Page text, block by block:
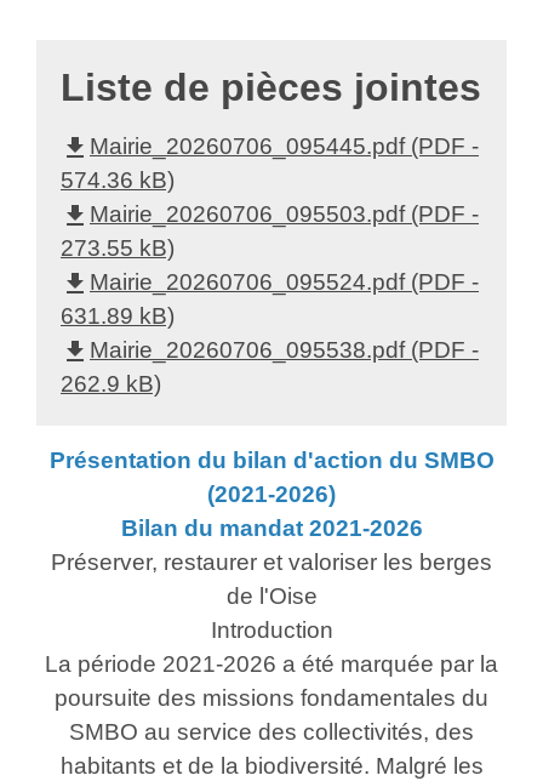
Liste de pièces jointes
file_download Mairie_20260706_095445.pdf (PDF -
574.36 kB)
file_download Mairie_20260706_095503.pdf (PDF -
273.55 kB)
file_download Mairie_20260706_095524.pdf (PDF -
631.89 kB)
file_download Mairie_20260706_095538.pdf (PDF -
262.9 kB)
Présentation du bilan d'action du SMBO
(2021-2026)
Bilan du mandat 2021-2026
Préserver, restaurer et valoriser les berges
de l'Oise
Introduction
La période 2021-2026 a été marquée par la
poursuite des missions fondamentales du
SMBO au service des collectivités, des
habitants et de la biodiversité. Malgré les